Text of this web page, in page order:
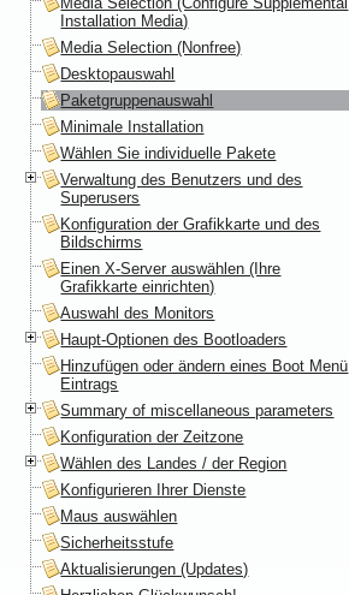
Installation Media)
Media Selection (Nonfree)
Desktopauswahl
Paketgruppenauswahl
Minimale Installation
Wählen Sie individuelle Pakete
Verwaltung des Benutzers und des
Superusers
Konfiguration der Grafikkarte und des
Bildschirms
Einen X-Server auswählen (Ihre
Grafikkarte einrichten)
Auswahl des Monitors
Haupt-Optionen des Bootloaders
Hinzufügen oder ändern eines Boot Menü
Eintrags
Summary of miscellaneous parameters
Konfiguration der Zeitzone
Wählen des Landes / der Region
Konfigurieren Ihrer Dienste
Maus auswählen
Sicherheitsstufe
Aktualisierungen (Updates)